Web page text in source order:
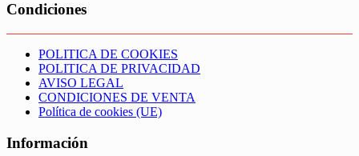
Condiciones
POLITICA DE COOKIES
POLITICA DE PRIVACIDAD
AVISO LEGAL
CONDICIONES DE VENTA
Política de cookies (UE)
Información